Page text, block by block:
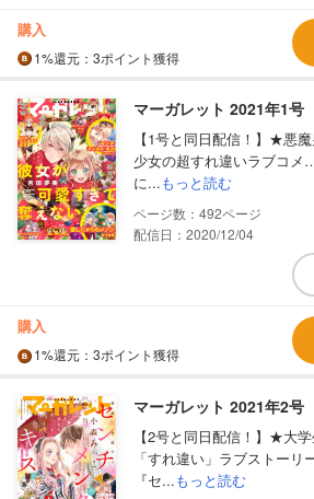
購入
1%還元 ：3ポイント獲得
マーガレット 2021年1号
【1号と同日配信！】★悪
少女の超すれ違いラブコ
に...もっと読む
492
配信日：2020/12/04
購入
1%還元 ：3ポイント獲得
マーガレット 2021年2号
【2号と同日配信！】★大
「すれ違い」ラブストー
『セ...もっと読む